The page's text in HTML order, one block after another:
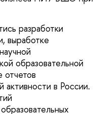
разработки
выработке
образовательной
в России.